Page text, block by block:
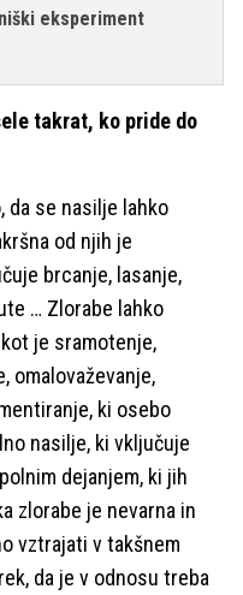
eksperiment
takrat, ko pride do
da se nasilje lahko
od njih je
brcanje, lasanje,
… Zlorabe lahko
je sramotenje,
omalovaževanje,
ki osebo
nasilje, ki vključuje
dejanjem, ki jih
zlorabe je nevarna in
vztrajati v takšnem
da je v odnosu treba